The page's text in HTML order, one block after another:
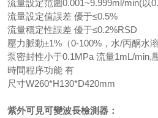
流量設定范圍0.001~9.999ml/min(以
流量設定值誤差 優于≤0.5%
流量穩定性誤差 優于≤0.2%RSD
壓力脈動±1%（0-100%，水/丙酮水
泵密封性小于0.1MPa 流量1mL/min,
時間程序功能 有
尺寸W260*H130*D420mm
紫外可見可變波長檢測器：